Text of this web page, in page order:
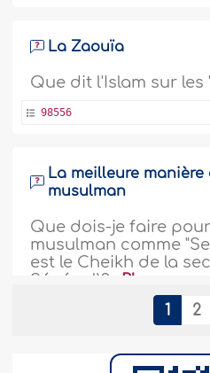
La Zaouïa
Que dit l'Islam sur les
98556
La meilleure
musulman
Que dois-je faire
musulman comme
est le Cheikh de la
Sénégal)?.. Plus
1 2